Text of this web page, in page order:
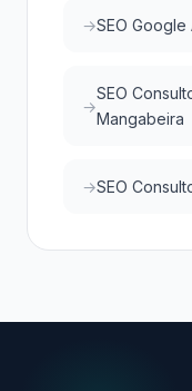
SEO
SEO
Mangabeira
SEO